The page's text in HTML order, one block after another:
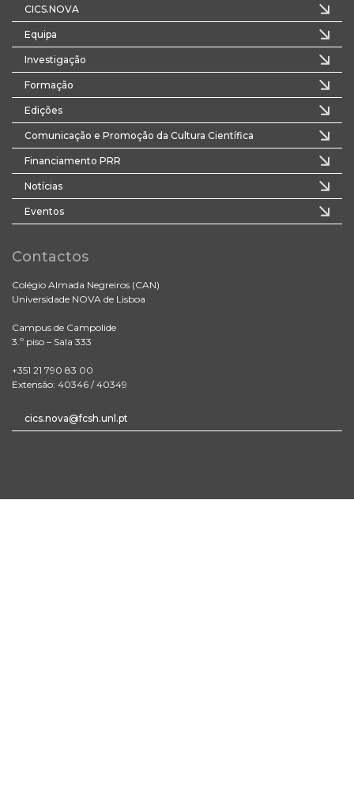
CICS.NOVA
Equipa
Investigação
Formação
Edições
Comunicação e Promoção da Cultura Científica
Financiamento PRR
Notícias
Eventos
Contactos
Colégio Almada Negreiros (CAN)
Universidade NOVA de Lisboa
Campus de Campolide
3.º piso – Sala 333
+351 21 790 83 00
Extensão: 40346 / 40349
cics.nova@fcsh.unl.pt